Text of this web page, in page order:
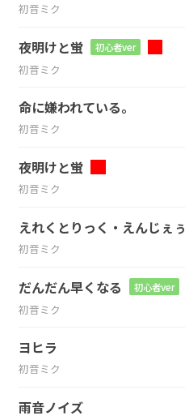
初音ミク
夜明けと蛍 初心者ver
初音ミク
命に嫌われている。
初音ミク
夜明けと蛍
初音ミク
えれくとりっく・えんじぇぅ
初音ミク
だんだん早くなる 初心者ver
初音ミク
ヨヒラ
初音ミク
雨音ノイズ